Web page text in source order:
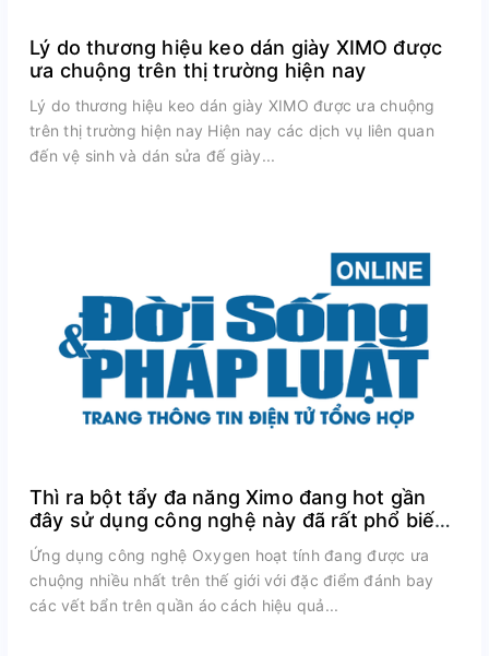
Lý do thương hiệu keo dán giày XIMO được
ưa chuộng trên thị trường hiện nay
Lý do thương hiệu keo dán giày XIMO được ưa chuộng
trên thị trường hiện nay Hiện nay các dịch vụ liên quan
đến vệ sinh và dán sửa đế giày...
Thì ra bột tẩy đa năng Ximo đang hot gần
đây sử dụng công nghệ này đã rất phổ biến
trên thế giới
Ứng dụng công nghệ Oxygen hoạt tính đang được ưa
chuộng nhiều nhất trên thế giới với đặc điểm đánh bay
các vết bẩn trên quần áo cách hiệu quả...